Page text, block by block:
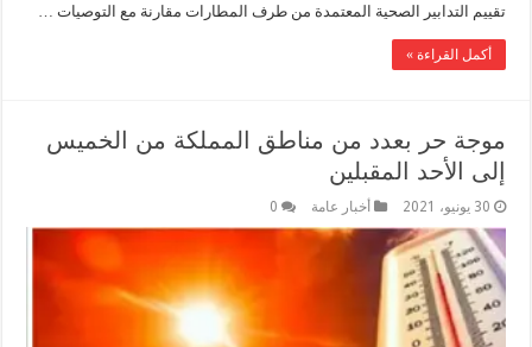
تقييم التدابير الصحية المعتمدة من طرف المطارات مقارنة مع التوصيات …
أكمل القراءة »
موجة حر بعدد من مناطق المملكة من الخميس
إلى الأحد المقبلين
30 يونيو، 2021 أخبار عامة 0